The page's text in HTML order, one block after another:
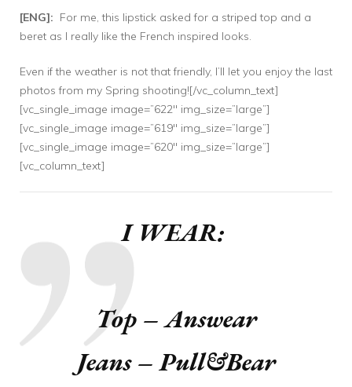
[ENG]: For me, this lipstick asked for a striped top and a
beret as I really like the French inspired looks.
Even if the weather is not that friendly, I’ll let you enjoy the last
photos from my Spring shooting![/vc_column_text]
[vc_single_image image=”622″ img_size=”large”]
[vc_single_image image=”619″ img_size=”large”]
[vc_single_image image=”620″ img_size=”large”]
[vc_column_text]
I WEAR:
Top – Answear
Jeans – Pull&Bear